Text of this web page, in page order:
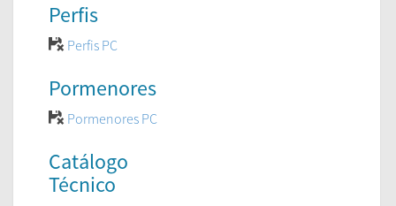
Perfis
Perfis PC
Pormenores
Pormenores PC
Catálogo
Técnico